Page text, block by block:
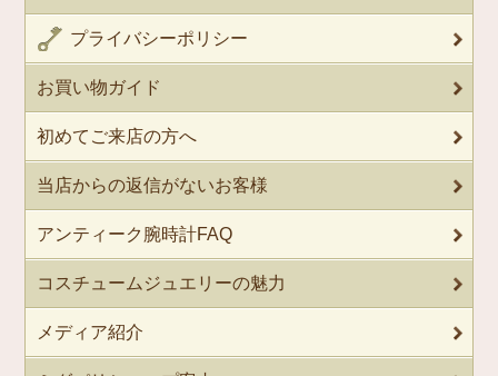
プライバシーポリシー
お買い物ガイド
初めてご来店の方へ
当店からの返信がないお客様
アンティーク腕時計FAQ
コスチュームジュエリーの魅力
メディア紹介